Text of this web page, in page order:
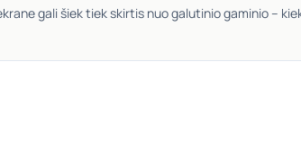
gali šiek tiek skirtis nuo galutinio gaminio –